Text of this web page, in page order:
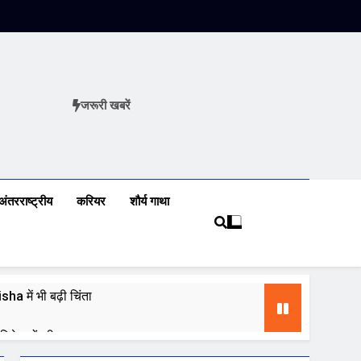
जरूरी खबरें
करियर शौर्य गाथा
में भी बढ़ी चिंता
की नजर